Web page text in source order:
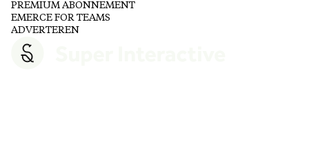
PREMIUM ABONNEMENT
EMERCE FOR TEAMS
ADVERTEREN